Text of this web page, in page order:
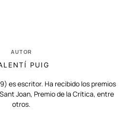
AUTOR
PUIG
es escritor. Ha recibido los premios
Joan, Premio de la Crítica, entre
otros.